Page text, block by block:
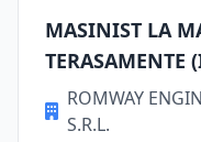
MASINIST LA
TERASAMENTE
ROMWAY
S.R.L.